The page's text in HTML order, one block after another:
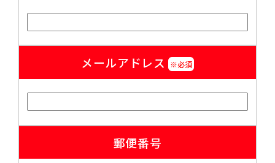
メールアドレス ※必須
郵便番号